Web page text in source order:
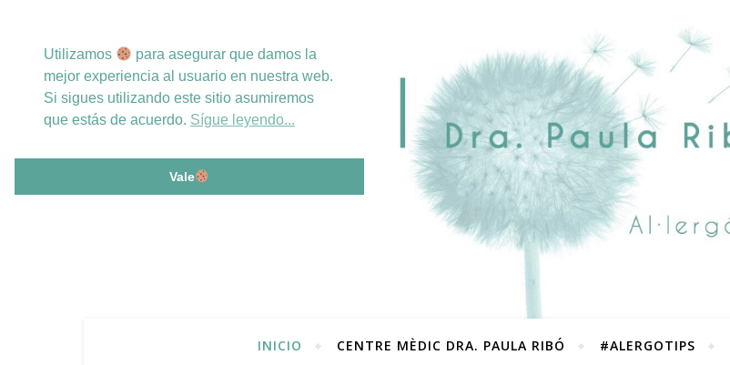
INICIO CENTRE MÈDIC DRA. PAULA RIBÓ #ALERGOTIPS
Utilizamos
para asegurar que damos la
mejor experiencia al usuario en nuestra web.
Si sigues utilizando este sitio asumiremos
que estás de acuerdo. Sígue leyendo...
Vale